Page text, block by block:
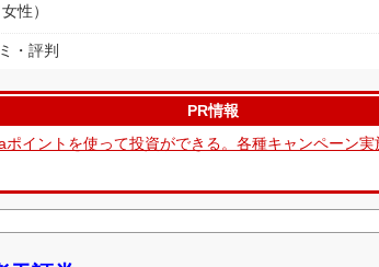
性）
・評判
PR情報
イントを使って投資ができる。各種キャンペーン実